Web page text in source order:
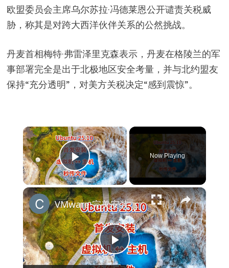
欧盟委员会主席乌尔苏拉·冯德莱恩公开谴责关税威
胁，称其是对跨大西洋伙伴关系的公然挑战。
丹麦首相梅特·弗雷泽里克森表示，丹麦在格陵兰的军
事部署完全是出于北极地区安全考量，并与北约盟友
保持“充分透明”，对美方关税决定“感到震惊”。
×
Play Video
Now Playing
×
P
VMware 完美安装 Ubuntu 全攻略，剪贴板文件夹共享秒实现